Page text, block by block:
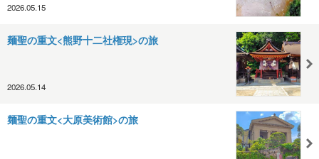
2026.05.15
麺聖の重文<熊野十二社権現>の旅
2026.05.14
麺聖の重文<大原美術館>の旅